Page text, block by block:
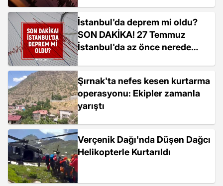
İstanbul'da deprem mi oldu?
SON DAKİKA! 27 Temmuz
İstanbul'da az önce nerede
Şırnak'ta nefes kesen kurtarma
operasyonu: Ekipler zamanla
yarıştı
Verçenik Dağı'nda Düşen Dağcı
Helikopterle Kurtarıldı